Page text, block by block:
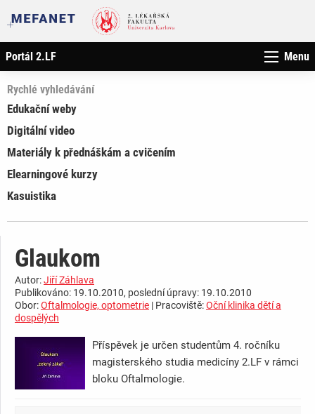
Portál 2.LF Menu
Rychlé vyhledávání
Edukační weby
Digitální video
Materiály k přednáškám a cvičením
Elearningové kurzy
Kasuistika
Glaukom
Autor:Jiří Záhlava
Publikováno: 19.10.2010, poslední úpravy: 19.10.2010
Obor:Oftalmologie, optometrie | Pracoviště:Oční klinika dětí a
dospělých
Příspěvek je určen studentům 4. ročníku
magisterského studia medicíny 2.LF v rámci
bloku Oftalmologie.